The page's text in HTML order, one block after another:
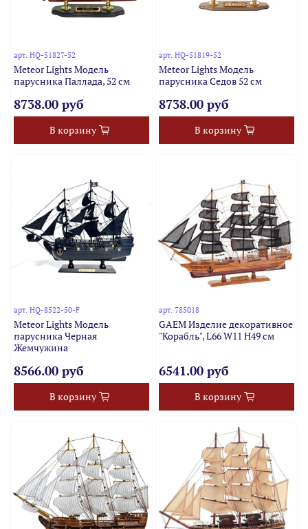
арт.HQ-51827-52
Meteor Lights Модель
парусника Паллада, 52 см
8738.00 руб
В корзину
арт. HQ-51819-52
Meteor Lights Модель
парусника Седов 52 см
8738.00 руб
В корзину
арт.HQ-8522-50-F
Meteor Lights Модель
парусника Черная
Жемчужина
8566.00 руб
В корзину
арт. 785018
GAEM Изделие декоративное
"Корабль", L66 W11 H49 см
6541.00 руб
В корзину